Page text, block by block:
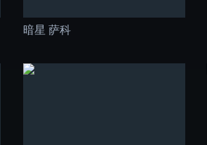
暗星 萨科